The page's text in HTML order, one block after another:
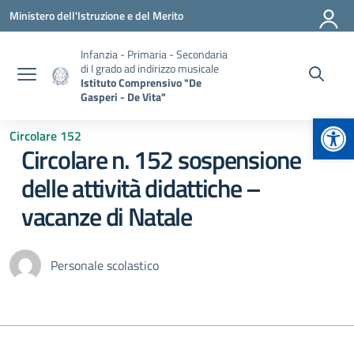
Vai ai contenuti
Vai al menu di navigazione
Vai al footer
Ministero dell'Istruzione e del Merito
Infanzia - Primaria - Secondaria
di I grado ad indirizzo musicale
Istituto Comprensivo "De
Gasperi - De Vita"
Circolare 152
Circolare n. 152 sospensione
delle attività didattiche –
vacanze di Natale
Personale scolastico